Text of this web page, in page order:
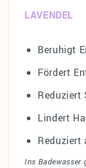
LAVENDEL
Beruhigt
Fördert
Reduziert
Lindert
Reduziert
Ins Badewasser